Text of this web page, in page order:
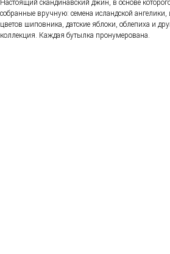
Настоящий скандинавский джин, в основе
собранные вручную: семена исландской ангелики,
цветов шиповника, датские яблоки, облепиха и
коллекция. Каждая бутылка пронумерована.